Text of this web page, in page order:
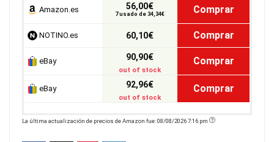
Amazon.es 56,00€
7 usado de 34,34€ Comprar
NOTINO.es 60,10€ Comprar
eBay 90,90€
out of stock
Comprar
eBay 92,96€
out of stock
Comprar
La última actualización de precios de Amazon fue: 08/08/2026 7:16 pm